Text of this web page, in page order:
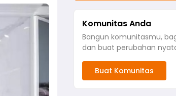
Komunitas Anda
Bangun komunitasmu,
dan buat perubahan
Buat Komunitas